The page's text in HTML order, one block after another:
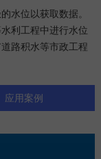
水位以获取数据。
利工程中进行水位
路积水等市政工程
应用案例